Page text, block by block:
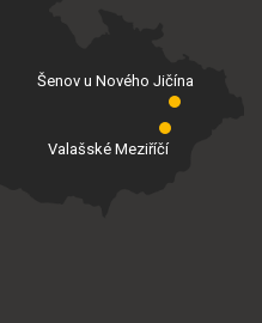
Valašské Meziříčí
Šenov u Nového Jičína